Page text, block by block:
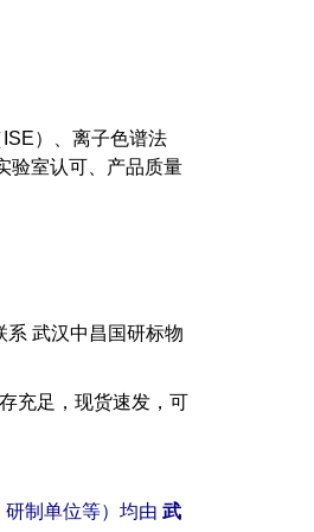
）、离子色谱法
验室认可、产品质量
武汉中昌国研标物
充足，现货速发，可
制单位等）均由 武